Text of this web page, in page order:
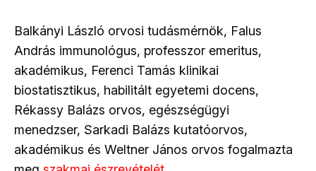
Balkányi László orvosi tudásmérnök, Falus
András immunológus, professzor emeritus,
akadémikus, Ferenci Tamás klinikai
biostatisztikus, habilitált egyetemi docens,
Rékassy Balázs orvos, egészségügyi
menedzser, Sarkadi Balázs kutatóorvos,
akadémikus és Weltner János orvos fogalmazta